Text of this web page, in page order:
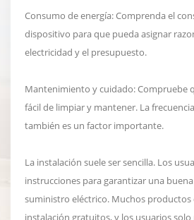
Consumo de energía: Comprenda el
dispositivo para que pueda asignar
electricidad y el presupuesto.
Mantenimiento y cuidado: Compruebe
fácil de limpiar y mantener. La
también es un factor importante.
La instalación suele ser sencilla. Los
instrucciones para garantizar una
suministro eléctrico. Muchos productos
instalación gratuitos, y los usuarios